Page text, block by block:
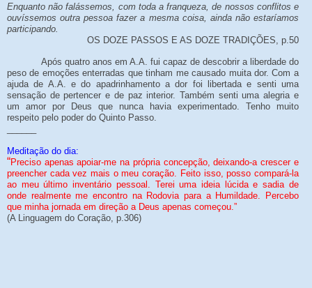
Enquanto não falássemos, com toda a franqueza, de nossos conflitos e
ouvíssemos outra pessoa fazer a mesma coisa, ainda não estaríamos
participando.
OS DOZE PASSOS E AS DOZE TRADIÇÕES, p.50
Após quatro anos em A.A. fui capaz de descobrir a liberdade do
peso de emoções enterradas que tinham me causado muita dor. Com a
ajuda de A.A. e do apadrinhamento a dor foi libertada e senti uma
sensação de pertencer e de paz interior. Também senti uma alegria e
um amor por Deus que nunca havia experimentado. Tenho muito
respeito pelo poder do Quinto Passo.
Meditação do dia:
“Preciso apenas apoiar-me na própria concepção, deixando-a crescer e
preencher cada vez mais o meu coração. Feito isso, posso compará-la
ao meu último inventário pessoal. Terei uma ideia lúcida e sadia de
onde realmente me encontro na Rodovia para a Humildade. Percebo
que minha jornada em direção a Deus apenas começou.”
(A Linguagem do Coração, p.306)